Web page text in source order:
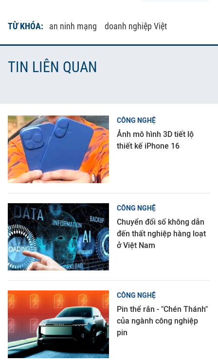
TỪ KHÓA: an ninh mạng doanh nghiệp Việt
TIN LIÊN QUAN
CÔNG NGHỆ
Ảnh mô hình 3D tiết lộ
thiết kế iPhone 16
CÔNG NGHỆ
Chuyển đổi số không dẫn
đến thất nghiệp hàng loạt
ở Việt Nam
CÔNG NGHỆ
Pin thể rắn - "Chén Thánh"
của ngành công nghiệp
pin